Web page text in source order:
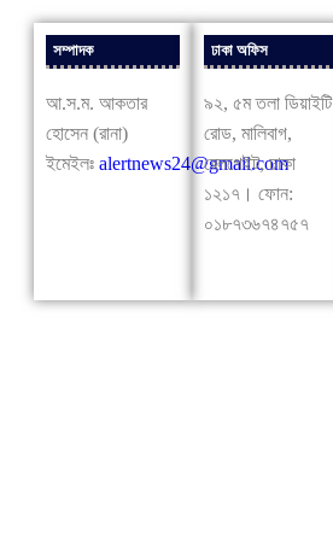
সম্পাদক
আ.স.ম. আকতার
হোসেন (রানা)
ইমেইলঃ alertnews24@gmail.com
ঢাকা অফিস
৯২, ৫ম তলা ডিয়াইটি
রোড, মালিবাগ,
রেলগেইট, ঢাকা
১২১৭। ফোন:
০১৮৭৩৬৭৪৭৫৭